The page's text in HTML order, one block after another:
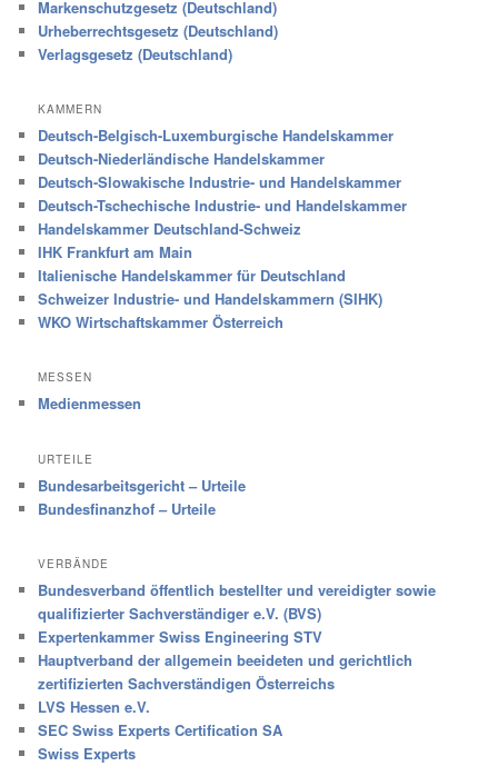
Markenschutzgesetz (Deutschland)
Urheberrechtsgesetz (Deutschland)
Verlagsgesetz (Deutschland)
KAMMERN
Deutsch-Belgisch-Luxemburgische Handelskammer
Deutsch-Niederländische Handelskammer
Deutsch-Slowakische Industrie- und Handelskammer
Deutsch-Tschechische Industrie- und Handelskammer
Handelskammer Deutschland-Schweiz
IHK Frankfurt am Main
Italienische Handelskammer für Deutschland
Schweizer Industrie- und Handelskammern (SIHK)
WKO Wirtschaftskammer Österreich
MESSEN
Medienmessen
URTEILE
Bundesarbeitsgericht – Urteile
Bundesfinanzhof – Urteile
VERBÄNDE
Bundesverband öffentlich bestellter und vereidigter sowie
qualifizierter Sachverständiger e.V. (BVS)
Expertenkammer Swiss Engineering STV
Hauptverband der allgemein beeideten und gerichtlich
zertifizierten Sachverständigen Österreichs
LVS Hessen e.V.
SEC Swiss Experts Certification SA
Swiss Experts